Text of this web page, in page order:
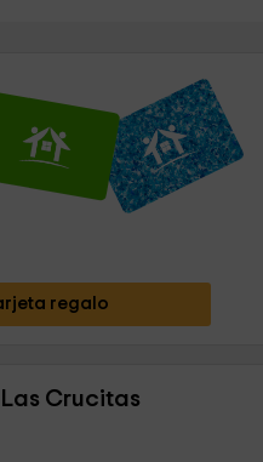
regalo
Crucitas